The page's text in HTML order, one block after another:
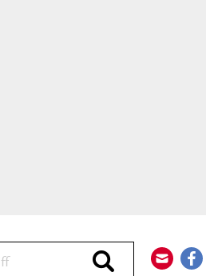
Durchsuchen